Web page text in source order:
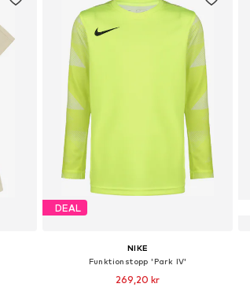
DEAL
NIKE
Funktionstopp 'Park IV'
269,20 kr